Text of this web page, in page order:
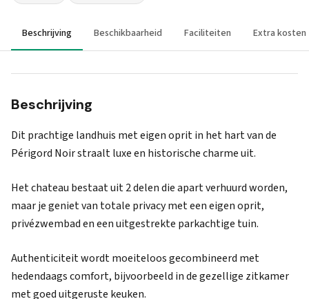
Beschrijving Beschikbaarheid Faciliteiten Extra kosten
Beschrijving
Dit prachtige landhuis met eigen oprit in het hart van de
Périgord Noir straalt luxe en historische charme uit.
Het chateau bestaat uit 2 delen die apart verhuurd worden,
maar je geniet van totale privacy met een eigen oprit,
privézwembad en een uitgestrekte parkachtige tuin.
Authenticiteit wordt moeiteloos gecombineerd met
hedendaags comfort, bijvoorbeeld in de gezellige zitkamer
met goed uitgeruste keuken.